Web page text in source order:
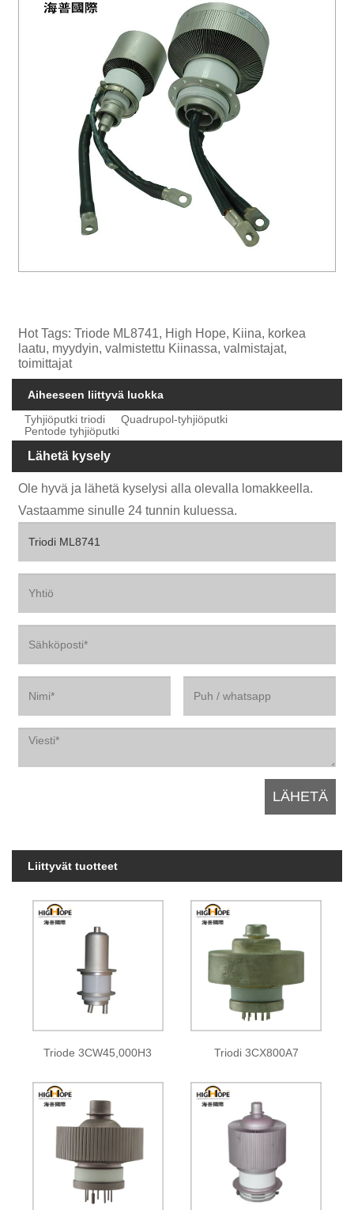
Hot Tags: Triode ML8741, High Hope, Kiina, korkea
laatu, myydyin, valmistettu Kiinassa, valmistajat,
toimittajat
Aiheeseen liittyvä luokka
Tyhjiöputki triodi
Quadrupol-tyhjiöputki
Pentode tyhjiöputki
Lähetä kysely
Ole hyvä ja lähetä kyselysi alla olevalla lomakkeella.
Vastaamme sinulle 24 tunnin kuluessa.
Liittyvät tuotteet
Triode 3CW45,000H3 Triodi 3CX800A7